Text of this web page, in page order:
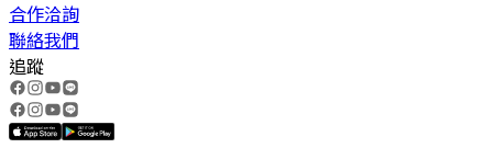
合作洽詢
聯絡我們
追蹤